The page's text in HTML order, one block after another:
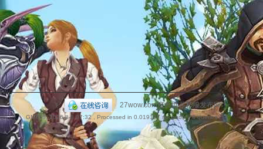
捷
| 27wow.com魔兽世界私服发布网
GMT+8, 2026-8-8 07:32, Processed in 0.019197 second(s), 4 queries .